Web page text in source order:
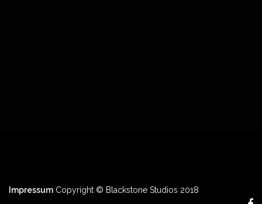
Impressum Copyright © Blackstone Studios 2018